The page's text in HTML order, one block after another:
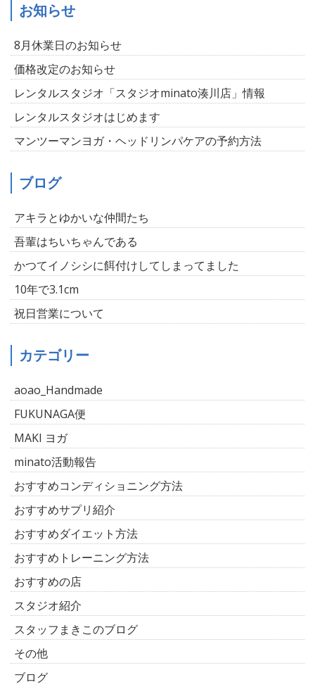
お知らせ
8月休業日のお知らせ
価格改定のお知らせ
レンタルスタジオ「スタジオminato湊川店」情報
レンタルスタジオはじめます
マンツーマンヨガ・ヘッドリンパケアの予約方法
ブログ
アキラとゆかいな仲間たち
吾輩はちいちゃんである
かつてイノシシに餌付けしてしまってました
10年で3.1cm
祝日営業について
カテゴリー
aoao_Handmade
FUKUNAGA便
MAKI ヨガ
minato活動報告
おすすめコンディショニング方法
おすすめサプリ紹介
おすすめダイエット方法
おすすめトレーニング方法
おすすめの店
スタジオ紹介
スタッフまきこのブログ
その他
ブログ